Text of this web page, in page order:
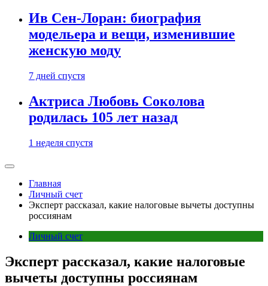
Ив Сен-Лоран: биография
модельера и вещи, изменившие
женскую моду
7 дней спустя
Актриса Любовь Соколова
родилась 105 лет назад
1 неделя спустя
Главная
Личный счет
Эксперт рассказал, какие налоговые вычеты доступны
россиянам
Личный счет
Эксперт рассказал, какие налоговые
вычеты доступны россиянам